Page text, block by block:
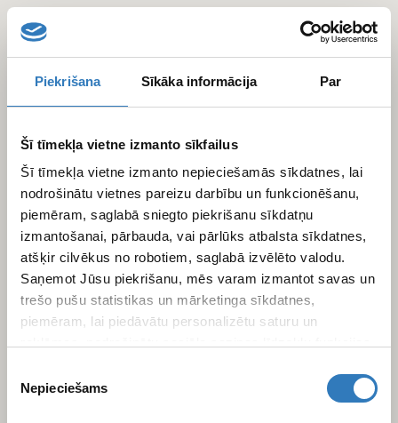
Piekrišana Sīkāka informācija Par
Šī tīmekļa vietne izmanto sīkfailus
Šī tīmekļa vietne izmanto nepieciešamās sīkdatnes, lai
nodrošinātu vietnes pareizu darbību un funkcionēšanu,
piemēram, saglabā sniegto piekrišanu sīkdatņu
izmantošanai, pārbauda, vai pārlūks atbalsta sīkdatnes,
atšķir cilvēkus no robotiem, saglabā izvēlēto valodu.
Saņemot Jūsu piekrišanu, mēs varam izmantot savas un
trešo pušu statistikas un mārketinga sīkdatnes,
piemēram, lai piedāvātu personalizētu saturu un
Informāciju par to, kā Jūs izmantojat mūsu vietni, mēs
varam kopīgot ar saviem sociālās saziņas līdzekļu,
izvēle
Nepieciešams
Pārlekt
galveno
saturu